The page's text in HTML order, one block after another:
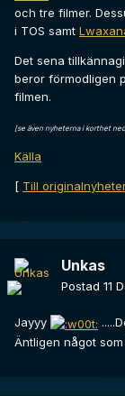
och tre filmer.
i TOS samt
Det sena
beror förmodligen
filmen.
[se även nyheterna i korthet
Källa
[ Till
Unkas
Postad 11
Jayyy
Äntligen något